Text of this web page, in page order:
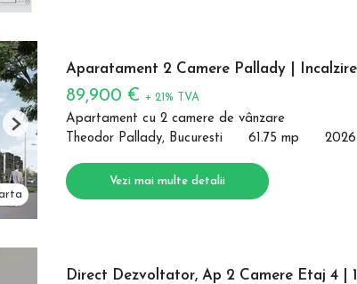
Next
Aparatament 2 Camere Pallady |
89,900 € + 21% TVA
Apartament cu 2 camere de vânzare
Theodor Pallady, Bucuresti
61.75 mp 2026
Vezi mai multe detalii
Direct Dezvoltator, Ap 2 Camere Etaj 4 |